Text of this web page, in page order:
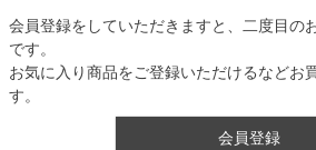
会員登録をしていただきますと、二度目の
です。
お気に入り商品をご登録いただけるなどお
す。
会員登録